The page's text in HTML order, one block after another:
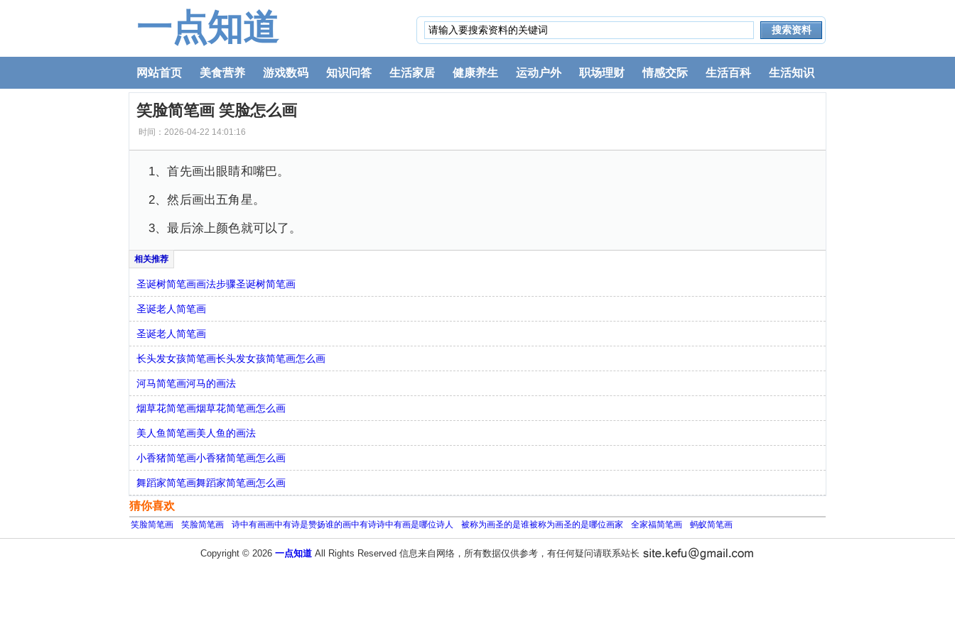
一点知道
网站首页 美食营养 游戏数码 知识问答 生活家居 健康养生 运动户外 职场理财 情感交际 生活百科 生活知识
笑脸简笔画 笑脸怎么画
时间：2026-04-22 14:01:16
1、首先画出眼睛和嘴巴。
2、然后画出五角星。
3、最后涂上颜色就可以了。
圣诞树简笔画画法步骤圣诞树简笔画
圣诞老人简笔画
圣诞老人简笔画
长头发女孩简笔画长头发女孩简笔画怎么画
河马简笔画河马的画法
烟草花简笔画烟草花简笔画怎么画
美人鱼简笔画美人鱼的画法
小香猪简笔画小香猪简笔画怎么画
舞蹈家简笔画舞蹈家简笔画怎么画
猜你喜欢
笑脸简笔画 笑脸简笔画 诗中有画画中有诗是赞扬谁的画中有诗诗中有画是哪位诗人 被称为画圣的是谁被称为画圣的是哪位画家 全家福简笔画 蚂蚁简笔画
Copyright © 2026 一点知道 All Rights Reserved 信息来自网络，所有数据仅供参考，有任何疑问请联系站长